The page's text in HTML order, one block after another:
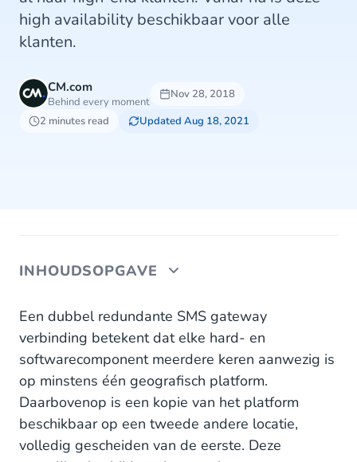
high availability beschikbaar voor alle
klanten.
CM.com
Behind every moment
Nov 28, 2018
2 minutes read
Updated Aug 18, 2021
INHOUDSOPGAVE
CM's High Availability Proxy
Een dubbel redundante SMS gateway
verbinding betekent dat elke hard- en
softwarecomponent meerdere keren aanwezig is
op minstens één geografisch platform.
Daarbovenop is een kopie van het platform
beschikbaar op een tweede andere locatie,
volledig gescheiden van de eerste. Deze